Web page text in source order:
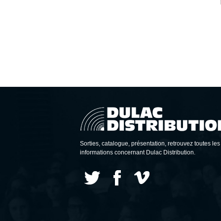
Sorties, catalogue, présentation, retrouvez toutes les
informations concernant Dulac Distribution.